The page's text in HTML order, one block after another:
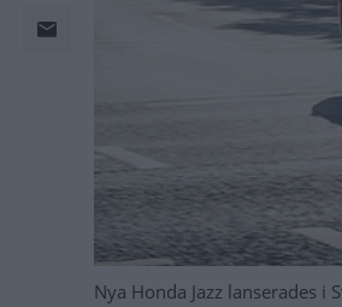
Nya Honda Jazz lanserades